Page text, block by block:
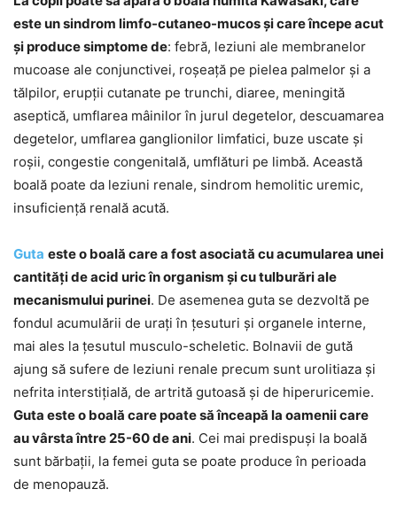
este un sindrom limfo-cutaneo-mucos și care începe acut
și produce simptome de: febră, leziuni ale membranelor
mucoase ale conjunctivei, roșeață pe pielea palmelor și a
tălpilor, erupții cutanate pe trunchi, diaree, meningită
aseptică, umflarea mâinilor în jurul degetelor, descuamarea
degetelor, umflarea ganglionilor limfatici, buze uscate și
roșii, congestie congenitală, umflături pe limbă. Această
boală poate da leziuni renale, sindrom hemolitic uremic,
insuficiență renală acută.
Guta este o boală care a fost asociată cu acumularea unei
cantități de acid uric în organism și cu tulburări ale
mecanismului purinei. De asemenea guta se dezvoltă pe
fondul acumulării de urați în țesuturi și organele interne,
mai ales la țesutul musculo-scheletic. Bolnavii de gută
ajung să sufere de leziuni renale precum sunt urolitiaza și
nefrita interstițială, de artrită gutoasă și de hiperuricemie.
Guta este o boală care poate să înceapă la oamenii care
au vârsta între 25-60 de ani. Cei mai predispuși la boală
sunt bărbații, la femei guta se poate produce în perioada
de menopauză.